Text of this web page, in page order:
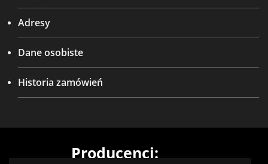
Adresy
Dane osobiste
Historia zamówień
Producenci: